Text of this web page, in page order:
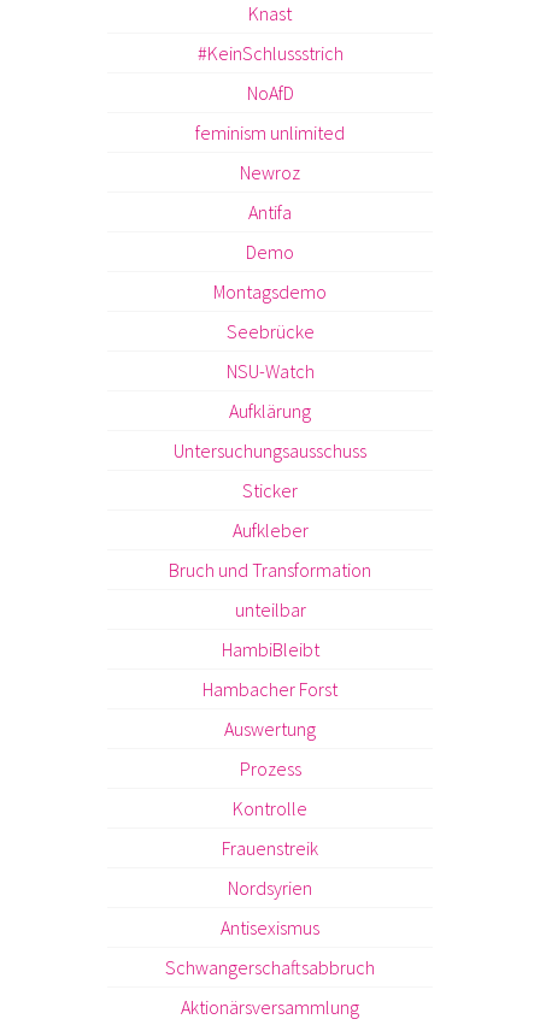
Knast
#KeinSchlussstrich
NoAfD
feminism unlimited
Newroz
Antifa
Demo
Montagsdemo
Seebrücke
NSU-Watch
Aufklärung
Untersuchungsausschuss
Sticker
Aufkleber
Bruch und Transformation
unteilbar
HambiBleibt
Hambacher Forst
Auswertung
Prozess
Kontrolle
Frauenstreik
Nordsyrien
Antisexismus
Schwangerschaftsabbruch
Aktionärsversammlung